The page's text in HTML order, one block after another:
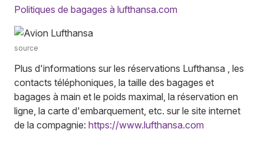
Politiques de bagages à lufthansa.com
source
Plus d'informations sur les réservations Lufthansa , les
contacts téléphoniques, la taille des bagages et
bagages à main et le poids maximal, la réservation en
ligne, la carte d'embarquement, etc. sur le site internet
de la compagnie: https://www.lufthansa.com